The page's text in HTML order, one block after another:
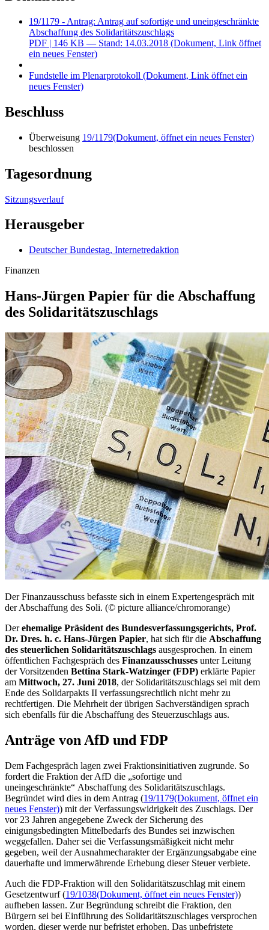
19/1179 - Antrag: Antrag auf sofortige und uneingeschränkte
Abschaffung des Solidaritätszuschlags
PDF | 146 KB — Stand: 14.03.2018 (Dokument, Link öffnet
ein neues Fenster)
Fundstelle im Plenarprotokoll (Dokument, Link öffnet ein
neues Fenster)
Beschluss
Überweisung 19/1179(Dokument, öffnet ein neues Fenster)
beschlossen
Tagesordnung
Sitzungsverlauf
Herausgeber
Deutscher Bundestag, Internetredaktion
Finanzen
Hans-Jürgen Papier für die Abschaffung
des Solidaritäts­zuschlags
Der Finanzausschuss befasste sich in einem Expertengespräch mit
der Abschaffung des Soli. (© picture alliance/chromorange)
Derehemalige Präsident des Bundesverfassungsgerichts, Prof.
Dr. Dres. h. c. Hans-Jürgen Papier, hat sich für die Abschaffung
des steuerlichen Solidaritätszuschlags ausgesprochen. In einem
öffentlichen Fachgespräch des Finanzausschusses unter Leitung
der Vorsitzenden Bettina Stark-Watzinger (FDP) erklärte Papier
am Mittwoch, 27. Juni 2018, der Solidaritätszuschlags sei mit dem
Ende des Solidarpakts II verfassungsrechtlich nicht mehr zu
rechtfertigen. Die Mehrheit der übrigen Sachverständigen sprach
sich ebenfalls für die Abschaffung des Steuerzuschlags aus.
Anträge von AfD und FDP
Dem Fachgespräch lagen zwei Fraktionsinitiativen zugrunde. So
fordert die Fraktion der AfD die „sofortige und
uneingeschränkte“ Abschaffung des Solidaritätszuschlags.
Begründet wird dies in dem Antrag (19/1179(Dokument, öffnet ein
neues Fenster)) mit der Verfassungswidrigkeit des Zuschlags. Der
vor 23 Jahren angegebene Zweck der Sicherung des
einigungsbedingten Mittelbedarfs des Bundes sei inzwischen
weggefallen. Daher sei die Verfassungsmäßigkeit nicht mehr
gegeben, weil der Ausnahmecharakter der Ergänzungsabgabe eine
dauerhafte und immerwährende Erhebung dieser Steuer verbiete.
Auch die FDP-Fraktion will den Solidaritätszuschlag mit einem
Gesetzentwurf (19/1038(Dokument, öffnet ein neues Fenster))
aufheben lassen. Zur Begründung schreibt die Fraktion, den
Bürgern sei bei Einführung des Solidaritätszuschlages versprochen
worden, dieser werde nur befristet erhoben. Das unbefristete